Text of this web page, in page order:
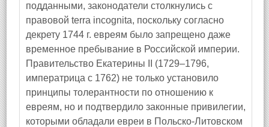
подданными, законодатели столкнулись с
правовой terra incognita, поскольку согласно
декрету 1744 г. евреям было запрещено даже
временное пребывание в Российской империи.
Правительство Екатерины II (1729–1796,
императрица с 1762) не только установило
принципы толерантности по отношению к
евреям, но и подтвердило законные привилегии,
которыми обладали евреи в Польско-Литовском